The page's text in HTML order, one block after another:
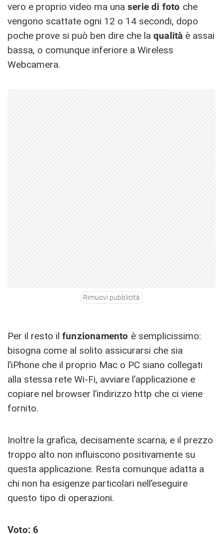
vero e proprio video ma una serie di foto che
vengono scattate ogni 12 o 14 secondi, dopo
poche prove si può ben dire che la qualità è assai
bassa, o comunque inferiore a Wireless
Webcamera.
Rimuovi pubblicità
Per il resto il funzionamento è semplicissimo:
bisogna come al solito assicurarsi che sia
l’iPhone che il proprio Mac o PC siano collegati
alla stessa rete Wi-Fi, avviare l’applicazione e
copiare nel browser l’indirizzo http che ci viene
fornito.
Inoltre la grafica, decisamente scarna, e il prezzo
troppo alto non influiscono positivamente su
questa applicazione. Resta comunque adatta a
chi non ha esigenze particolari nell’eseguire
questo tipo di operazioni.
Voto: 6